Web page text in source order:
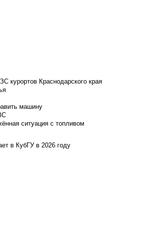
курортов Краснодарского края
машину
ситуация с топливом
в КубГУ в 2026 году